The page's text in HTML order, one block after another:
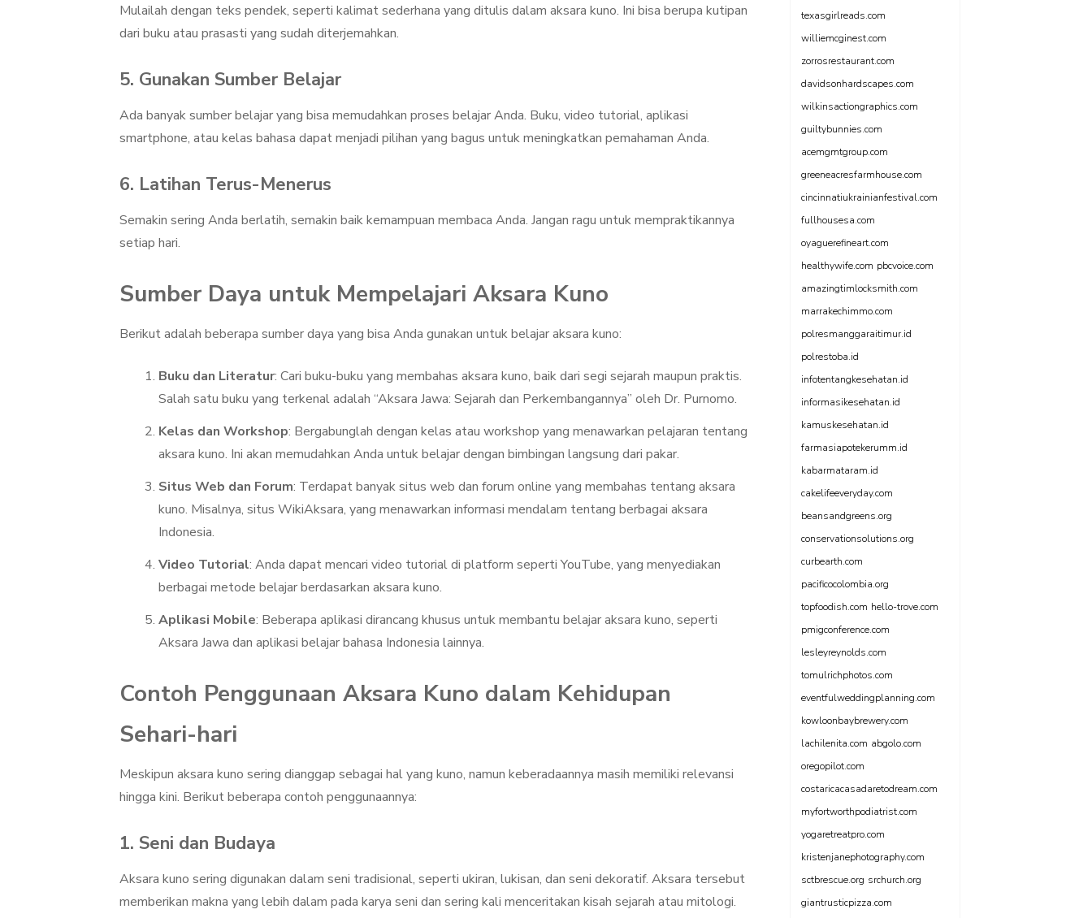
Mulailah dengan teks pendek, seperti kalimat sederhana yang ditulis dalam aksara kuno. Ini bisa berupa kutipan
dari buku atau prasasti yang sudah diterjemahkan.
5. Gunakan Sumber Belajar
Ada banyak sumber belajar yang bisa memudahkan proses belajar Anda. Buku, video tutorial, aplikasi
smartphone, atau kelas bahasa dapat menjadi pilihan yang bagus untuk meningkatkan pemahaman Anda.
6. Latihan Terus-Menerus
Semakin sering Anda berlatih, semakin baik kemampuan membaca Anda. Jangan ragu untuk mempraktikannya
setiap hari.
Sumber Daya untuk Mempelajari Aksara Kuno
Berikut adalah beberapa sumber daya yang bisa Anda gunakan untuk belajar aksara kuno:
Buku dan Literatur: Cari buku-buku yang membahas aksara kuno, baik dari segi sejarah maupun praktis.
Salah satu buku yang terkenal adalah “Aksara Jawa: Sejarah dan Perkembangannya” oleh Dr. Purnomo.
Kelas dan Workshop: Bergabunglah dengan kelas atau workshop yang menawarkan pelajaran tentang
aksara kuno. Ini akan memudahkan Anda untuk belajar dengan bimbingan langsung dari pakar.
Situs Web dan Forum: Terdapat banyak situs web dan forum online yang membahas tentang aksara
kuno. Misalnya, situs WikiAksara, yang menawarkan informasi mendalam tentang berbagai aksara
Indonesia.
Video Tutorial: Anda dapat mencari video tutorial di platform seperti YouTube, yang menyediakan
berbagai metode belajar berdasarkan aksara kuno.
Aplikasi Mobile: Beberapa aplikasi dirancang khusus untuk membantu belajar aksara kuno, seperti
Aksara Jawa dan aplikasi belajar bahasa Indonesia lainnya.
Contoh Penggunaan Aksara Kuno dalam Kehidupan
Sehari-hari
Meskipun aksara kuno sering dianggap sebagai hal yang kuno, namun keberadaannya masih memiliki relevansi
hingga kini. Berikut beberapa contoh penggunaannya:
1. Seni dan Budaya
Aksara kuno sering digunakan dalam seni tradisional, seperti ukiran, lukisan, dan seni dekoratif. Aksara tersebut
memberikan makna yang lebih dalam pada karya seni dan sering kali menceritakan kisah sejarah atau mitologi.
texasgirlreads.com
williemcginest.com
zorrosrestaurant.com
davidsonhardscapes.com
wilkinsactiongraphics.com
guiltybunnies.com
acemgmtgroup.com
greeneacresfarmhouse.com
cincinnatiukrainianfestival.com
fullhousesa.com
oyaguerefineart.com
healthywife.com pbcvoice.com
amazingtimlocksmith.com
marrakechimmo.com
polresmanggaraitimur.id
polrestoba.id
infotentangkesehatan.id
informasikesehatan.id
kamuskesehatan.id
farmasiapotekerumm.id
kabarmataram.id
cakelifeeveryday.com
beansandgreens.org
conservationsolutions.org
curbearth.com
pacificocolombia.org
topfoodish.com hello-trove.com
pmigconference.com
lesleyreynolds.com
tomulrichphotos.com
eventfulweddingplanning.com
kowloonbaybrewery.com
lachilenita.com abgolo.com
oregopilot.com
costaricacasadaretodream.com
myfortworthpodiatrist.com
yogaretreatpro.com
kristenjanephotography.com
sctbrescue.org srchurch.org
giantrusticpizza.com